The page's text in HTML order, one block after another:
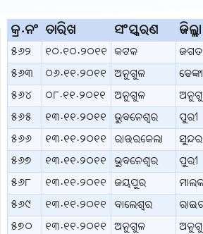
କ୍ର.ନଂ ତାରିଖ ସଂସ୍କରଣ ଜିଲ୍ଲା
୫୬୨ ୧୦.୧୦.୨୦୧୧ କଟକ
୫୬୩
୦୬.୧୧.୨୦୧୧ ଅନୁଗୁଳ
୫୬୪
୦୮.୧୧.୨୦୧୧ ଅନୁଗୁଳ
୫୬୫
୧୩.୧୧.୨୦୧୧ ଭୁବନେଶ୍ବର ପୁରୀ
୫୬୬
୧୩.୧୧.୨୦୧୧ ରାଉରକେଲା
୫୬୭
୧୩.୧୧.୨୦୧୧ ଭୁବନେଶ୍ବର ପୁରୀ
୫୬୮
୧୩.୧୧.୨୦୧୧ ଜୟପୁର
୫୬୯
୧୩.୧୧.୨୦୧୧ ବାଲେଶ୍ବର
୫୭୦
୧୩.୧୧.୨୦୧୧ ଅନୁଗୁଳ